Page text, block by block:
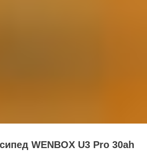
WENBOX U3 Pro 30ah